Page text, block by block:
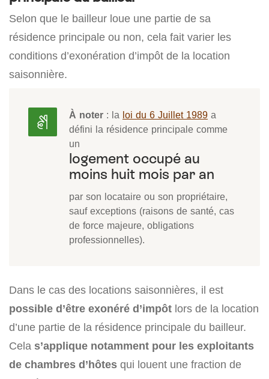
Selon que le bailleur loue une partie de sa
résidence principale ou non, cela fait varier les
conditions d’exonération d’impôt de la location
saisonnière.
À noter : la loi du 6 Juillet 1989 a
défini la résidence principale comme
un
logement occupé au
moins huit mois par an
par son locataire ou son propriétaire,
sauf exceptions (raisons de santé, cas
de force majeure, obligations
professionnelles).
Dans le cas des locations saisonnières, il est
possible d’être exonéré d’impôt lors de la location
d’une partie de la résidence principale du bailleur.
Cela s’applique notamment pour les exploitants
de chambres d’hôtes qui louent une fraction de